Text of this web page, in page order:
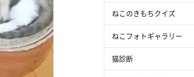
ねこのきもちクイズ
ねこフォトギャラリー
猫診断